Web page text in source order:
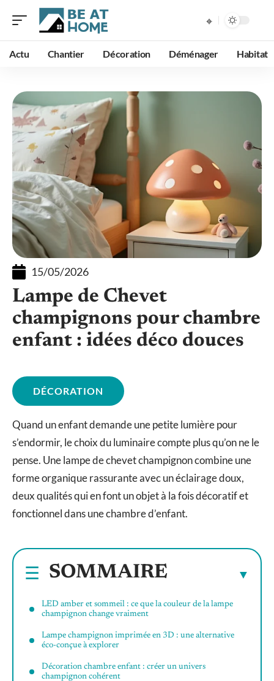
Actu Chantier Décoration Déménager Habitat
15/05/2026
Lampe de Chevet
champignons pour chambre
enfant : idées déco douces
DÉCORATION
Quand un enfant demande une petite lumière pour
s’endormir, le choix du luminaire compte plus qu’on ne le
pense. Une lampe de chevet champignon combine une
forme organique rassurante avec un éclairage doux,
deux qualités qui en font un objet à la fois décoratif et
fonctionnel dans une chambre d’enfant.
SOMMAIRE
LED amber et sommeil : ce que la couleur de la lampe
champignon change vraiment
Lampe champignon imprimée en 3D : une alternative
éco-conçue à explorer
Décoration chambre enfant : créer un univers
champignon cohérent